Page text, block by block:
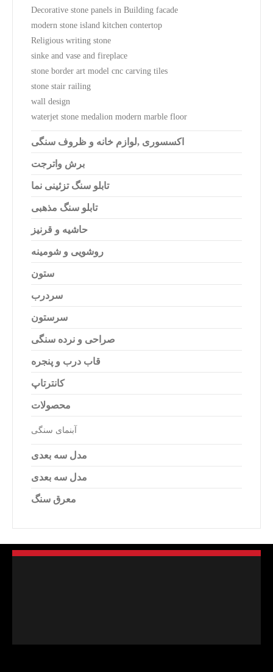
Decorative stone panels in Building facade
modern stone island kitchen contertop
Religious writing stone
sinke and vase and fireplace
stone border art model cnc carving tiles
stone stair railing
wall design
waterjet stone medalion modern marble floor
اکسسوری ,لوازم خانه و ظروف سنگی
برش واترجت
تابلو سنگ تزئینی نما
تابلو سنگ مذهبی
حاشیه و قرنیز
روشویی و شومینه
ستون
سردرب
سرستون
صراحی و نرده سنگی
قاب درب و پنجره
کانترتاپ
محصولات
آبنمای سنگی
مدل سه بعدی
مدل سه بعدی
معرق سنگ
فارسی
العربية